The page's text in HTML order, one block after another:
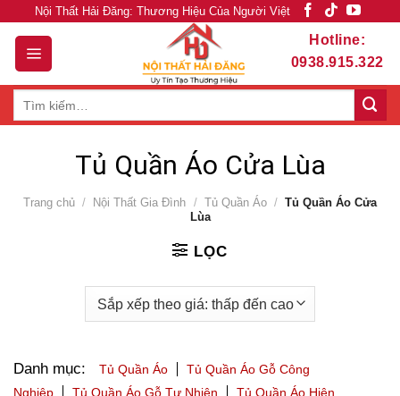
content
Nội Thất Hải Đăng: Thương Hiệu Của Người Việt
Hotline:
0938.915.322
Tủ Quần Áo Cửa Lùa
Trang chủ / Nội Thất Gia Đình / Tủ Quần Áo / Tủ Quần Áo Cửa
Lùa
LỌC
Danh mục: Tủ Quần Áo
Tủ Quần Áo Gỗ Công
Nghiệp
Tủ Quần Áo Gỗ Tự Nhiên
Tủ Quần Áo Hiện